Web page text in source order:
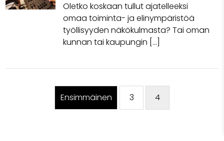
Oletko koskaan tullut ajatelleeksi
omaa toiminta- ja elinympäristöä
työllisyyden näkökulmasta? Tai oman
kunnan tai kaupungin […]
Ensimmäinen 3 4